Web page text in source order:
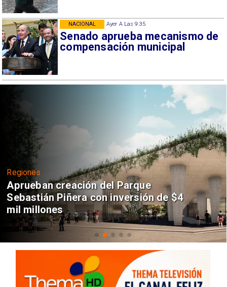
Ayer A Las 9:35
Senado aprueba mecanismo de
compensación municipal
NACIONAL
Regiones
Aprueban creación del Parque
Sebastián Piñera con inversión de $4
mil millones